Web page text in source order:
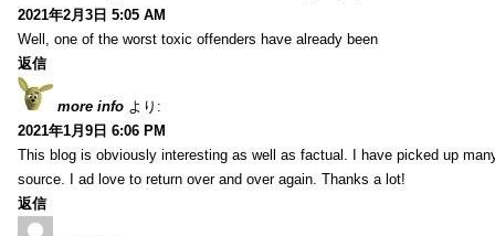
2021年2月3日 5:05 AM
Well, one of the worst toxic offenders have already been
返信
more info より:
2021年1月9日 6:06 PM
This blog is obviously interesting as well as factual. I have picked up
source. I ad love to return over and over again. Thanks a lot!
返信